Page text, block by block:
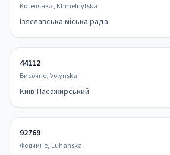
Котелянка, Khmelnytska
Ізяславська міська рада
44112
Височне, Volynska
Київ-Пасажирський
92769
Федчине, Luhanska